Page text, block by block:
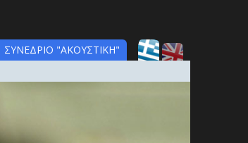
ΣΥΝΕΔΡΙΟ "ΑΚΟΥΣΤΙΚΗ"